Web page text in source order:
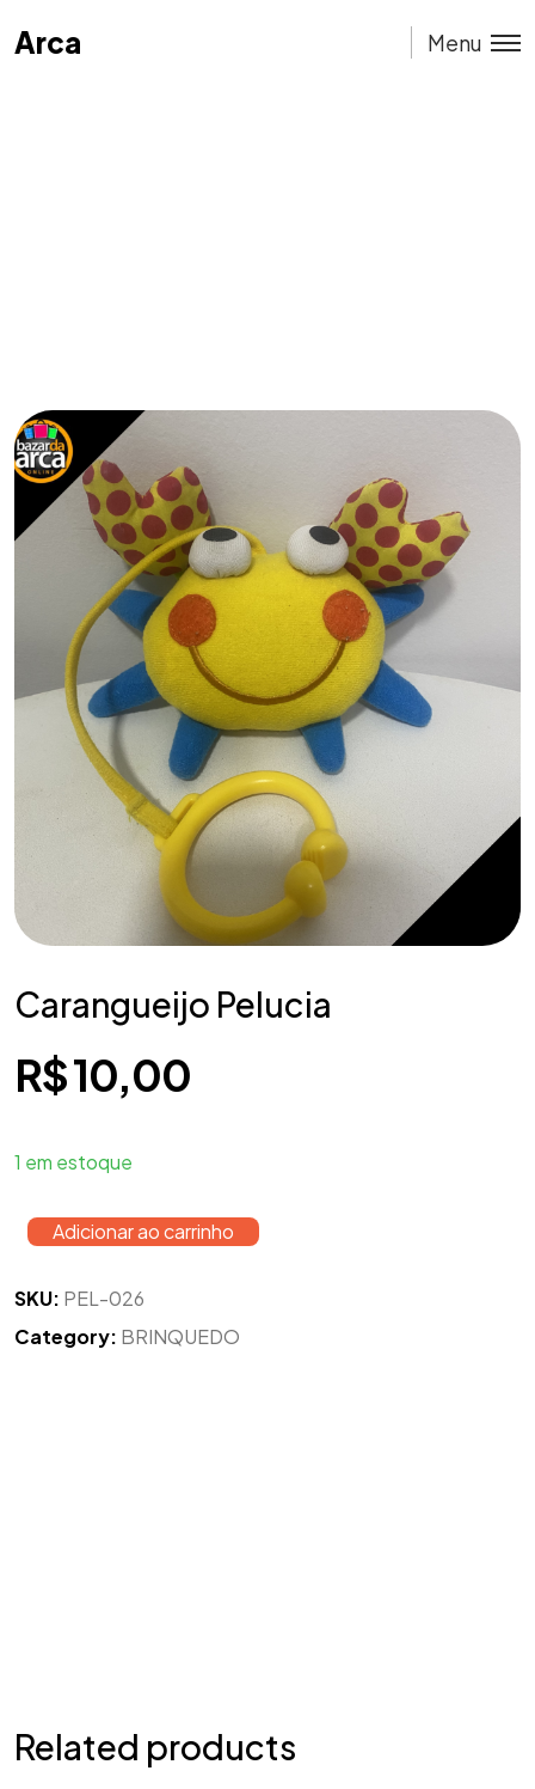
Arca
Arca Menu
Carangueijo Pelucia
R$10,00
1 em estoque
Adicionar ao carrinho
SKU: PEL-026
Category: BRINQUEDO
Related products